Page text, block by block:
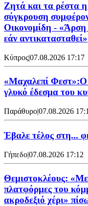
Ζητά και τα
σύγκρουση
Οικονομίδη - «Άρση
εάν αντικατασταθεί»
Κύπρος|07.08.2026 17:17
«Μαχαλεπί Φεστ»:Ο
γλυκό έδεσμα του
Παράθυρο|07.08.2026
Έβαλε τέλος στη...
Γήπεδο|07.08.2026 17:12
Θεμιστοκλέους:
πλατφόρμες του
ακροδεξιό χέρι»